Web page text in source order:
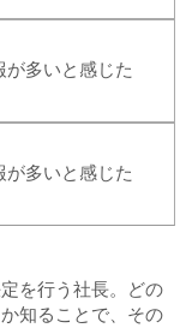
が多いと感じた
が多いと感じた
を行う社長。どの
知ることで、その